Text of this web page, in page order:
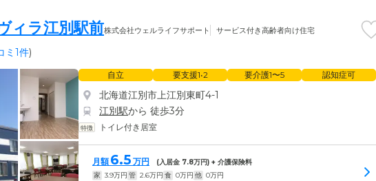
ィラ江別駅前株式会社ウェルライフサポート サービス付き高齢者向け住宅
ミ1件)
自立 要支援1•2 要介護1〜5 認知症可
北海道江別市上江別東町4-1
江別駅から 徒歩3分
トイレ付き居室
月額 6.5 万円 (入居金 7.8万円) + 介護保険料
家 3.9万円 管 2.6万円 食 0万円 他 0万円